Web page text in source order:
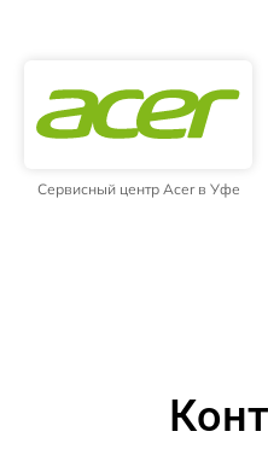
Сервисный центр Acer в Уфе